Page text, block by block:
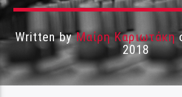
Written byΜαίρη Καριωτάκη
2018